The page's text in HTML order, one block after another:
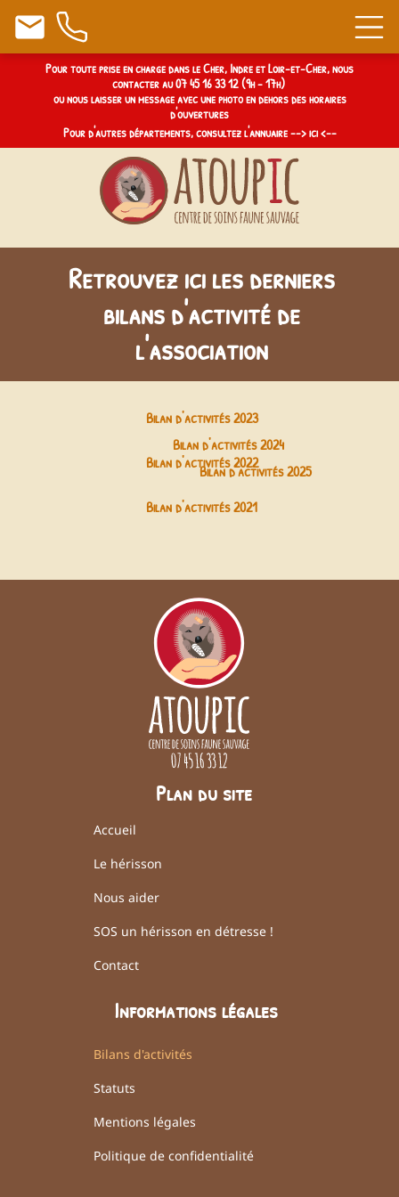
Bilans d'activités
Statuts
Mentions légales
Politique de confidentialité
Accueil
Le hérisson
Nous aider
SOS un hérisson en détresse !
Contact
Plan du site
Informations légales
Pour toute prise en charge dans le Cher, Indre et Loir-et-Cher, nous
contacter au07 45 16 33 12(9h - 17h)
ou nous laisser un message avec une photo en dehors des horaires
d'ouvertures
Pour d'autres départements, consultez l'annuaire -->ici<--
Retrouvez ici les derniers
bilans d'activité de
l'association
Bilan d'activités 2025
Bilan d'activités2024
Bilan d'activités 2023
Bilan d'activités 2022
Bilan d'activités 2021
email